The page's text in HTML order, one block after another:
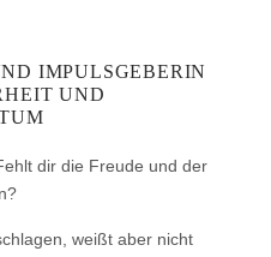
IMPULSGEBERIN
UND
dir die Freude und der
weißt aber nicht